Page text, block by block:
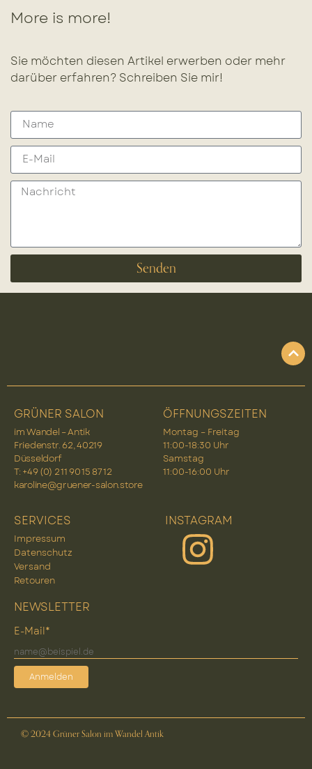
More is more!
Sie möchten diesen Artikel erwerben oder mehr
darüber erfahren? Schreiben Sie mir!
Senden
GRÜNER SALON
im Wandel – Antik
Friedenstr. 62, 40219
Düsseldorf
T: +49 (0) 2 11 90 15 87 12
karoline@gruener-salon.store
ÖFFNUNGSZEITEN
Montag – Freitag
11:00-18:30 Uhr
Samstag
11:00-16:00 Uhr
SERVICES
Impressum
Datenschutz
Versand
Retouren
INSTAGRAM
NEWSLETTER
E-Mail*
Anmelden
© 2024 Grüner Salon im Wandel Antik